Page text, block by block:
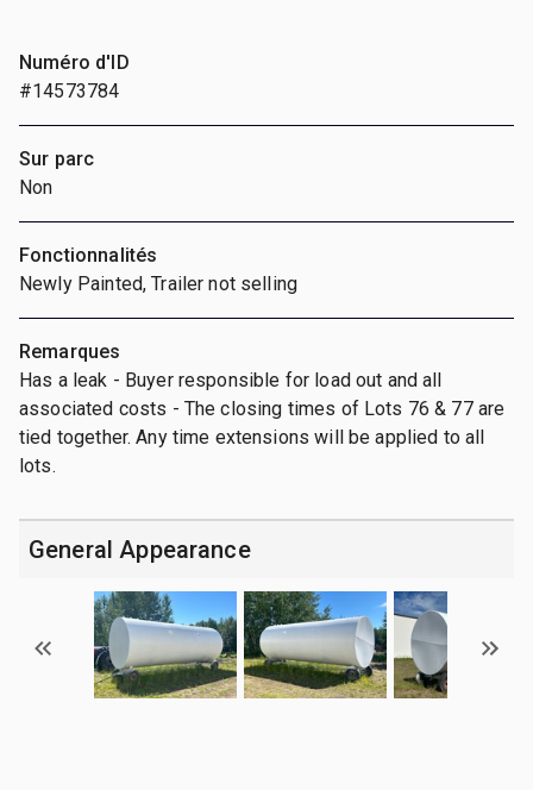
Numéro d'ID
#14573784
Sur parc
Non
Fonctionnalités
Newly Painted, Trailer not selling
Remarques
Has a leak - Buyer responsible for load out and all
associated costs - The closing times of Lots 76 & 77 are
tied together. Any time extensions will be applied to all
lots.
General Appearance